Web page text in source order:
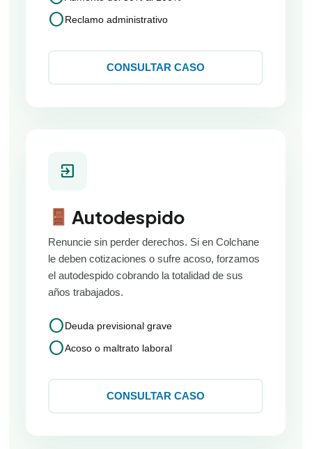
circleReclamo administrativo
CONSULTAR CASO
exit_to_app
Autodespido
Renuncie sin perder derechos. Si en Colchane
le deben cotizaciones o sufre acoso, forzamos
el autodespido cobrando la totalidad de sus
años trabajados.
circleDeuda previsional grave
circleAcoso o maltrato laboral
CONSULTAR CASO